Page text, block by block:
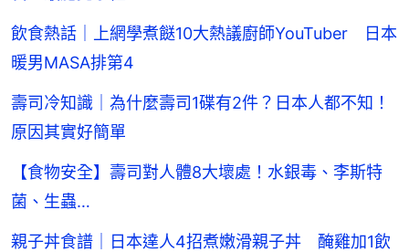
飲食熱話｜上網學煮餸10大熱議廚師YouTuber 日本
暖男MASA排第4
壽司冷知識｜為什麼壽司1碟有2件？日本人都不知！
原因其實好簡單
【食物安全】壽司對人體8大壞處！水銀毒、李斯特
菌、生蟲…
親子丼食譜｜日本達人4招煮嫩滑親子丼 醃雞加1飲